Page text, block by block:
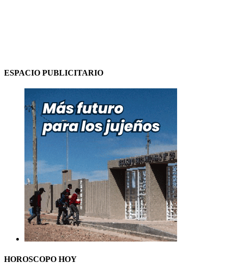
ESPACIO PUBLICITARIO
HOROSCOPO HOY